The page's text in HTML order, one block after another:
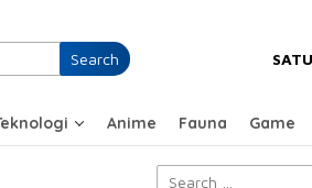
Search
Anime Fauna Game
Search